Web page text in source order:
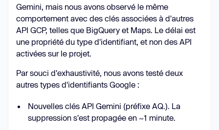
Gemini, mais nous avons observé le même
comportement avec des clés associées à d'autres
API GCP, telles que BigQuery et Maps. Le délai est
une propriété du type d'identifiant, et non des API
activées sur le projet.
Par souci d'exhaustivité, nous avons testé deux
autres types d'identifiants Google :
Nouvelles clés API Gemini (préfixe AQ.). La
suppression s'est propagée en ~1 minute.